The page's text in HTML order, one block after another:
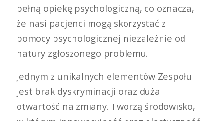
pełną opiekę psychologiczną, co oznacza,
że nasi pacjenci mogą skorzystać z
pomocy psychologicznej niezależnie od
natury zgłoszonego problemu.
Jednym z unikalnych elementów Zespołu
jest brak dyskryminacji oraz duża
otwartość na zmiany. Tworzą środowisko,